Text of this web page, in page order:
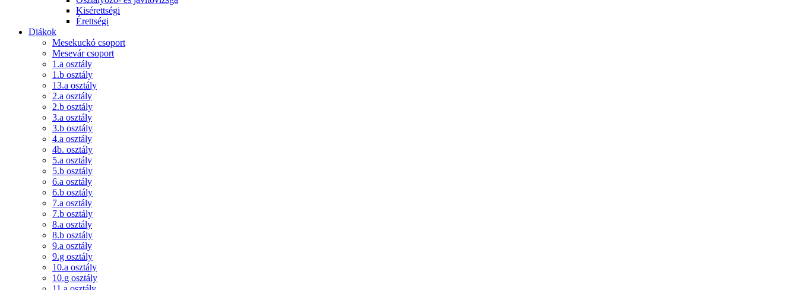
Kisérettségi
Érettségi
Diákok
Mesekuckó csoport
Mesevár csoport
1.a osztály
1.b osztály
13.a osztály
2.a osztály
2.b osztály
3.a osztály
3.b osztály
4.a osztály
4b. osztály
5.a osztály
5.b osztály
6.a osztály
6.b osztály
7.a osztály
7.b osztály
8.a osztály
8.b osztály
9.a osztály
9.g osztály
10.a osztály
10.g osztály